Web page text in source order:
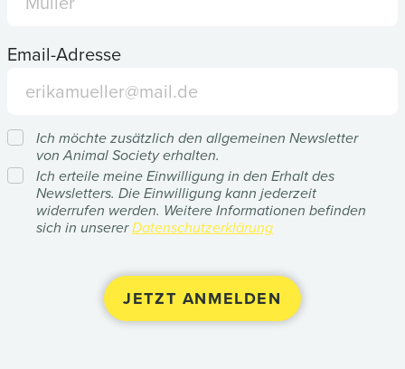
Email-Adresse
Ich möchte zusätzlich den allgemeinen Newsletter
von Animal Society erhalten.
Ich erteile meine Einwilligung in den Erhalt des
Newsletters. Die Einwilligung kann jederzeit
widerrufen werden. Weitere Informationen befinden
sich in unsererDatenschutzerklärung